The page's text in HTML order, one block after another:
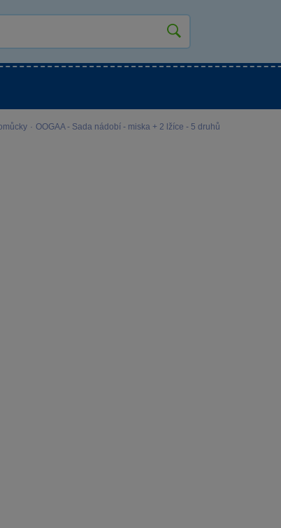
· OOGAA - Sada nádobí - miska + 2 lžíce - 5 druhů